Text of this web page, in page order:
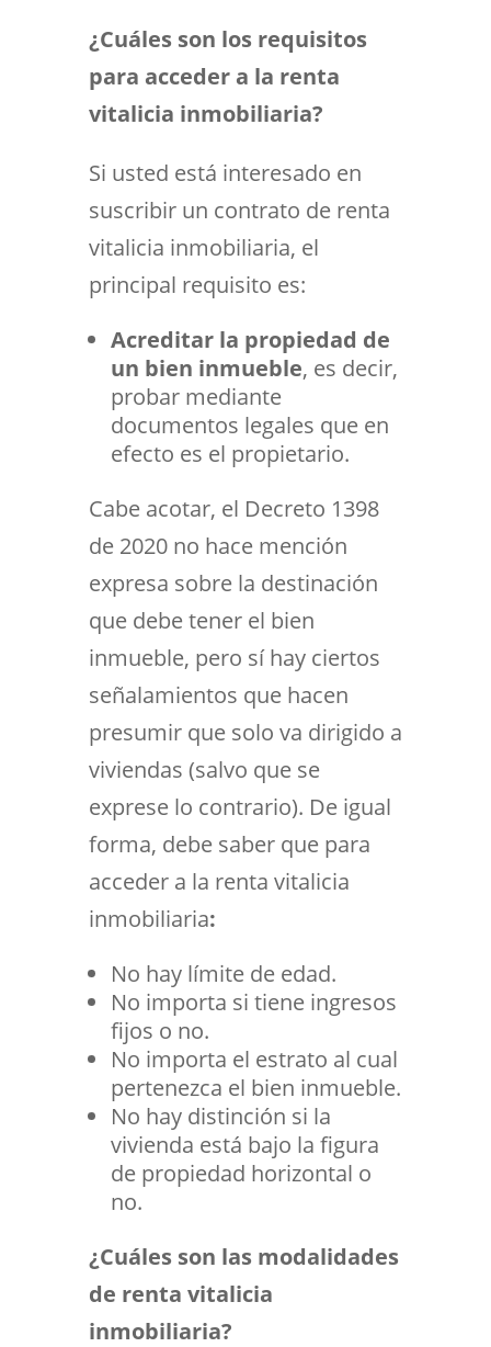
¿Cuáles son los requisitos
para acceder a la renta
vitalicia inmobiliaria?
Si usted está interesado en
suscribir un contrato de renta
vitalicia inmobiliaria, el
principal requisito es:
Acreditar la propiedad de
un bien inmueble, es decir,
probar mediante
documentos legales que en
efecto es el propietario.
Cabe acotar, el Decreto 1398
de 2020 no hace mención
expresa sobre la destinación
que debe tener el bien
inmueble, pero sí hay ciertos
señalamientos que hacen
presumir que solo va dirigido a
viviendas (salvo que se
exprese lo contrario). De igual
forma, debe saber que para
acceder a la renta vitalicia
inmobiliaria:
No hay límite de edad.
No importa si tiene ingresos
fijos o no.
No importa el estrato al cual
pertenezca el bien inmueble.
No hay distinción si la
vivienda está bajo la figura
de propiedad horizontal o
no.
¿Cuáles son las modalidades
de renta vitalicia
inmobiliaria?